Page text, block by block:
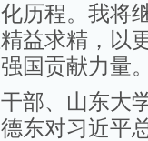
历程。我将
益求精，以
国贡献力量
、山东大
东对习近平